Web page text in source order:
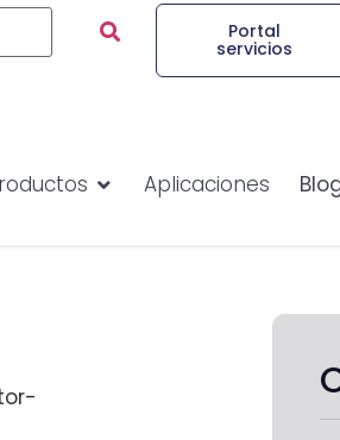
Portal
servicios
Aplicaciones